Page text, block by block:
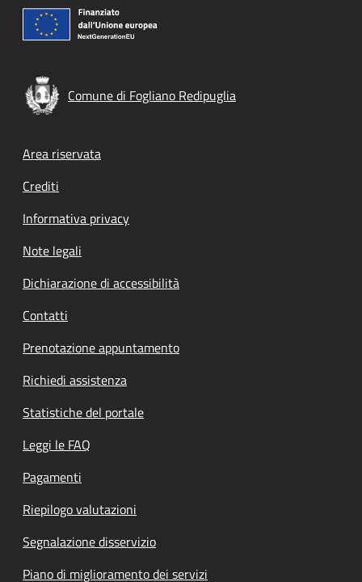
Comune di Fogliano Redipuglia
Footer menu
Area riservata
Crediti
Informativa privacy
Note legali
Dichiarazione di accessibilità
Contatti
Prenotazione appuntamento
Richiedi assistenza
Statistiche del portale
Leggi le FAQ
Pagamenti
Riepilogo valutazioni
Segnalazione disservizio
Piano di miglioramento dei servizi